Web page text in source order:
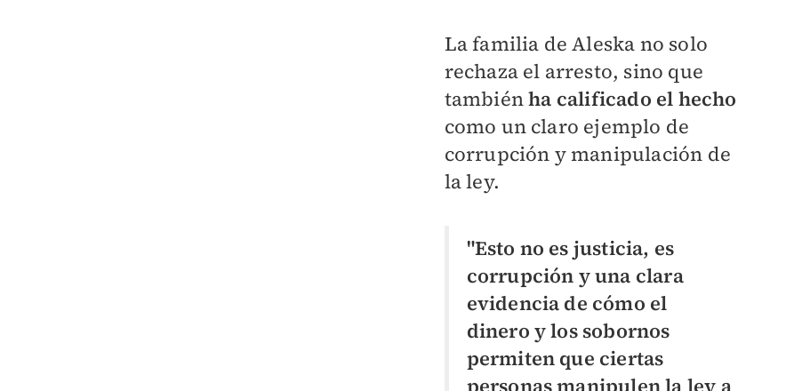
La familia de Aleska no solo
rechaza el arresto, sino que
tambiénha calificado el hecho
como un claro ejemplo de
corrupción y manipulación de
la ley.
"Esto no es justicia, es
corrupción y una clara
evidencia de cómo el
dinero y los sobornos
permiten que ciertas
personas manipulen la ley a